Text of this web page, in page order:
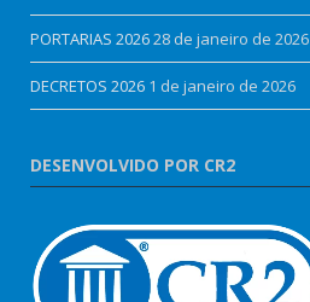
PORTARIAS 202628 de janeiro de 2026
DECRETOS 2026 1 de janeiro de 2026
DESENVOLVIDO POR CR2